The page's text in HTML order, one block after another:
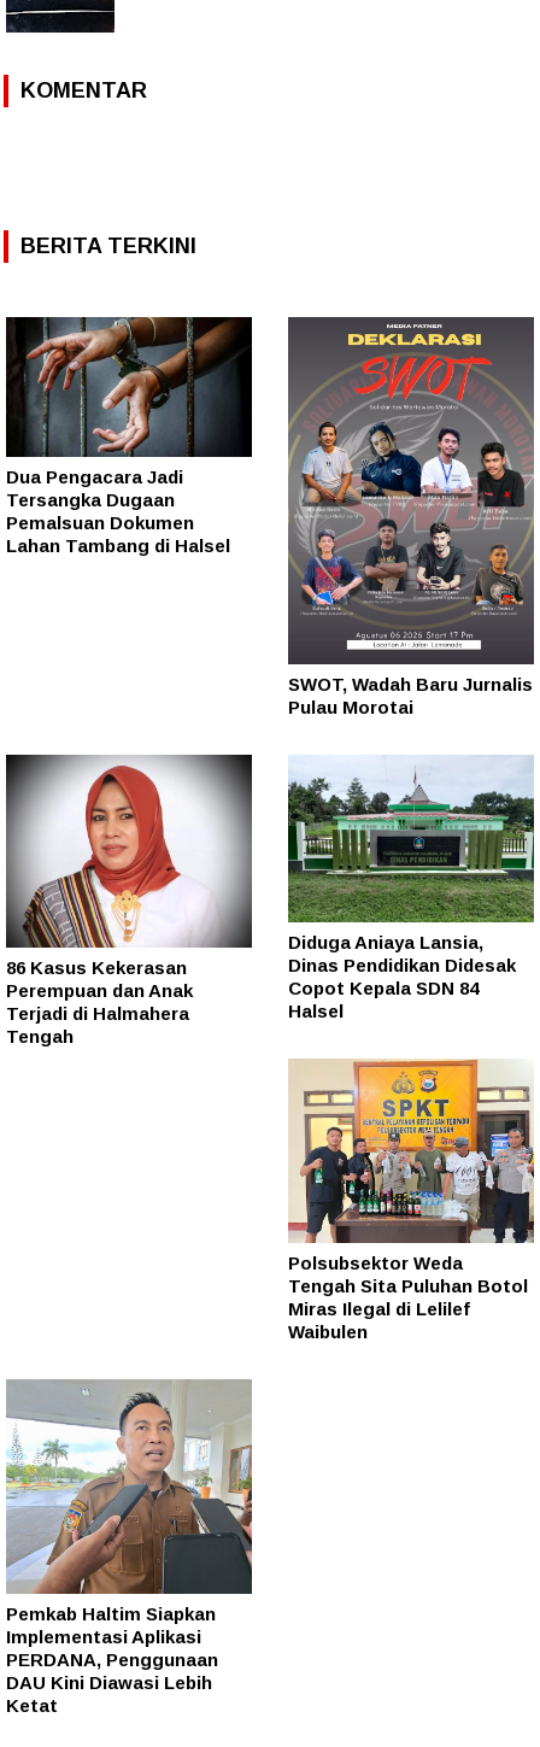
KOMENTAR
BERITA TERKINI
Dua Pengacara Jadi
Tersangka Dugaan
Pemalsuan Dokumen
Lahan Tambang di Halsel
SWOT, Wadah Baru Jurnalis
Pulau Morotai
86 Kasus Kekerasan
Perempuan dan Anak
Terjadi di Halmahera
Tengah
Diduga Aniaya Lansia,
Dinas Pendidikan Didesak
Copot Kepala SDN 84
Halsel
Polsubsektor Weda
Tengah Sita Puluhan Botol
Miras Ilegal di Lelilef
Waibulen
Pemkab Haltim Siapkan
Implementasi Aplikasi
PERDANA, Penggunaan
DAU Kini Diawasi Lebih
Ketat